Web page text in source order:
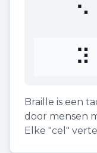
⠑
⠽
Braille is een
door mensen
Elke "cel"